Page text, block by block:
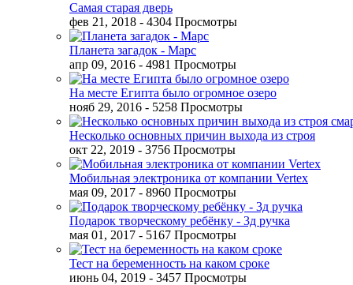
Самая старая дверь
фев 21, 2018 - 4304 Просмотры
Планета загадок - Марс
апр 09, 2016 - 4981 Просмотры
На месте Египта было огромное озеро
нояб 29, 2016 - 5258 Просмотры
Несколько основных причин выхода из строя
окт 22, 2019 - 3756 Просмотры
Мобильная электроника от компании Vertex
мая 09, 2017 - 8960 Просмотры
Подарок творческому ребёнку - 3д ручка
мая 01, 2017 - 5167 Просмотры
Тест на беременность на каком сроке
июнь 04, 2019 - 3457 Просмотры